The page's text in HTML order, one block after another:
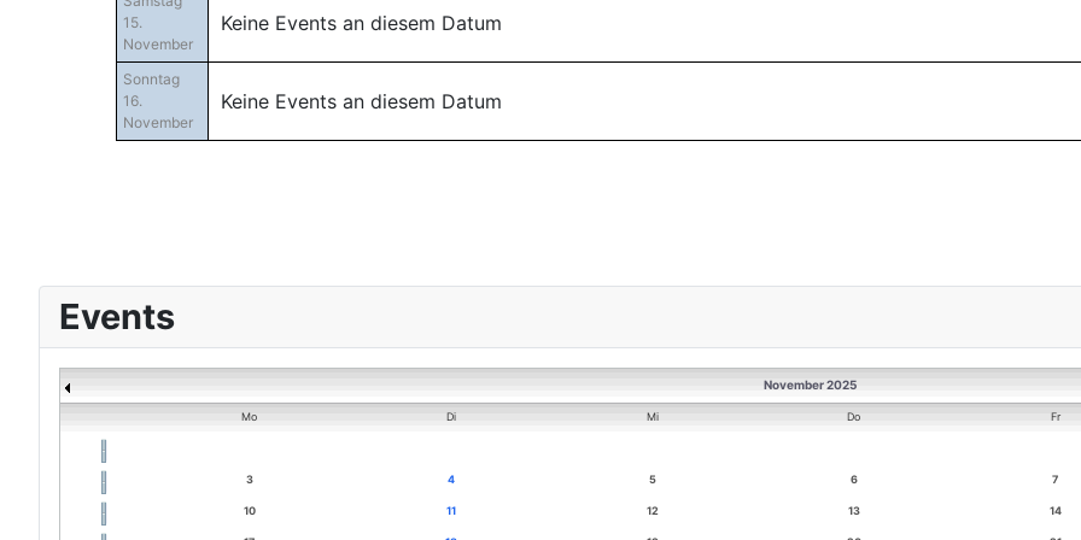
Events
November 2025
Mo Di Mi Do Fr
3 4 5 6 7
10 11 12 13 14
15.
November
Keine Events an diesem Datum
Sonntag
16.
November
Keine Events an diesem Datum